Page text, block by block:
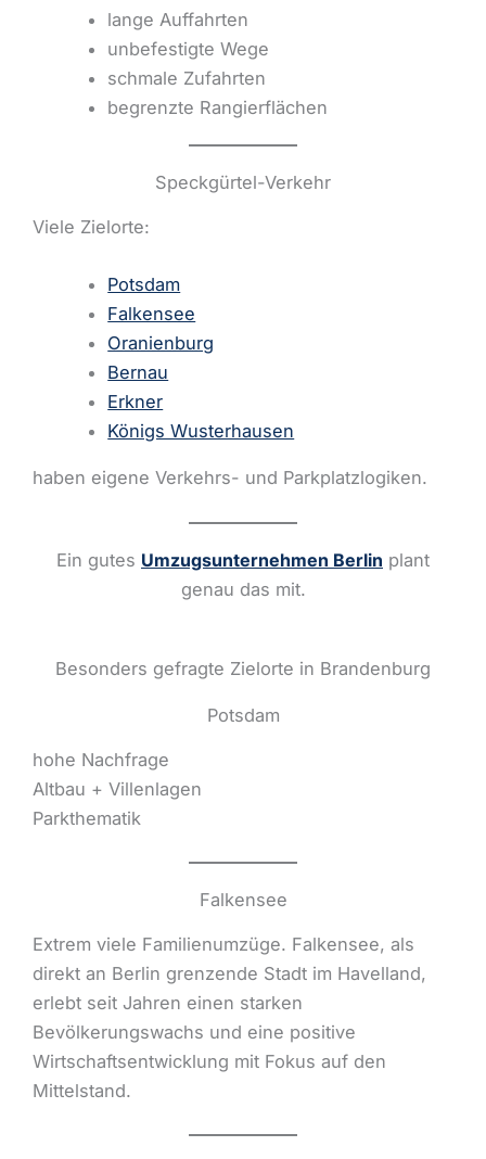
lange Auffahrten
unbefestigte Wege
schmale Zufahrten
begrenzte Rangierflächen
Speckgürtel-Verkehr
Viele Zielorte:
Potsdam
Falkensee
Oranienburg
Bernau
Erkner
Königs Wusterhausen
haben eigene Verkehrs- und Parkplatzlogiken.
Ein gutes Umzugsunternehmen Berlin plant
genau das mit.
Besonders gefragte Zielorte in Brandenburg
Potsdam
hohe Nachfrage
Altbau + Villenlagen
Parkthematik
Falkensee
Extrem viele Familienumzüge. Falkensee, als
direkt an Berlin grenzende Stadt im Havelland,
erlebt seit Jahren einen starken
Bevölkerungswachs und eine positive
Wirtschaftsentwicklung mit Fokus auf den
Mittelstand.